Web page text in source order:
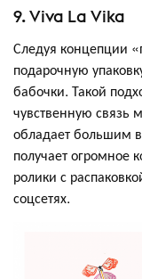
9. Viva La Vika
Следуя концепции
подарочную
бабочки. Такой
чувственную связь
обладает большим
получает огромное
ролики с
соцсетях.